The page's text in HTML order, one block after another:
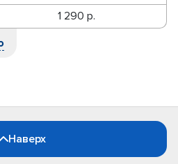
1 290 р.
Наверх